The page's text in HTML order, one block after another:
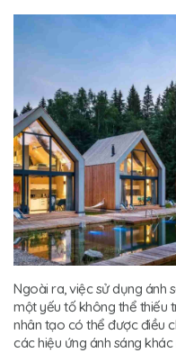
Ngoài ra, việc sử dụng ánh
một yếu tố không thể thiếu
nhân tạo có thể được điều
các hiệu ứng ánh sáng